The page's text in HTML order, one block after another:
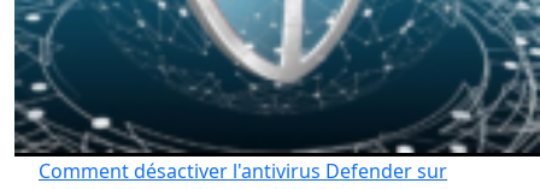
Comment désactiver l'antivirus Defender sur